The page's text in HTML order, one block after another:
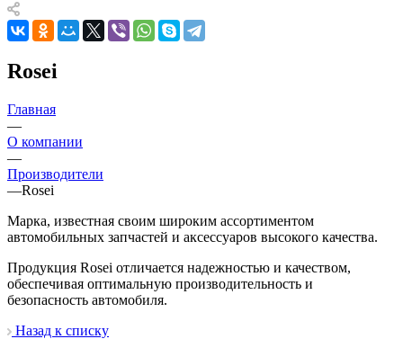
Rosei
Главная
—
О компании
—
Производители
—Rosei
Марка, известная своим широким ассортиментом
автомобильных запчастей и аксессуаров высокого качества.
Продукция Rosei отличается надежностью и качеством,
обеспечивая оптимальную производительность и
безопасность автомобиля.
Назад к списку